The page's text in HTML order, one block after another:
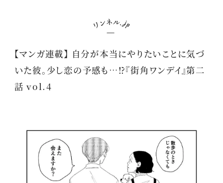
【マンガ連載】 自分が本当にやりたいことに気づ
いた彼。少し恋の予感も…⁉『街角ワンデイ』第二
話 vol.4